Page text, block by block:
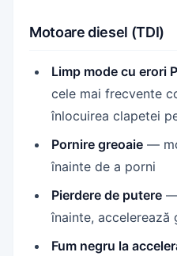
Motoare diesel (TDI)
Limp mode cu erori
cele mai frecvente
înlocuirea clapetei
Pornire greoaie —
înainte de a porni
Pierdere de putere —
înainte, accelerează
Fum negru la